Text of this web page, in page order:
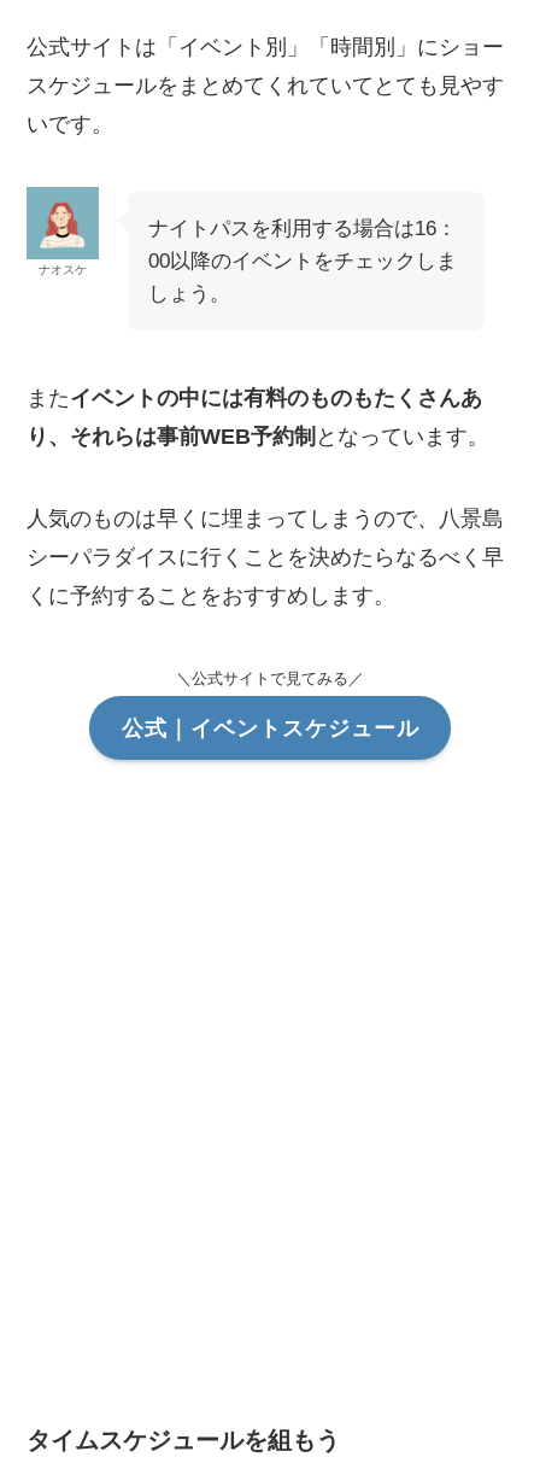
公式サイトは「イベント別」「時間別」にショー
スケジュールをまとめてくれていてとても見やす
いです。
ナオスケ
ナイトパスを利用する場合は16：
00以降のイベントをチェックしま
しょう。
またイベントの中には有料のものもたくさんあ
り、それらは事前WEB予約制 となっています。
人気のものは早くに埋まってしまうので、八景島
シーパラダイスに行くことを決めたらなるべく早
くに予約することをおすすめします。
＼公式サイトで見てみる／
公式｜イベントスケジュール
タイムスケジュールを組もう